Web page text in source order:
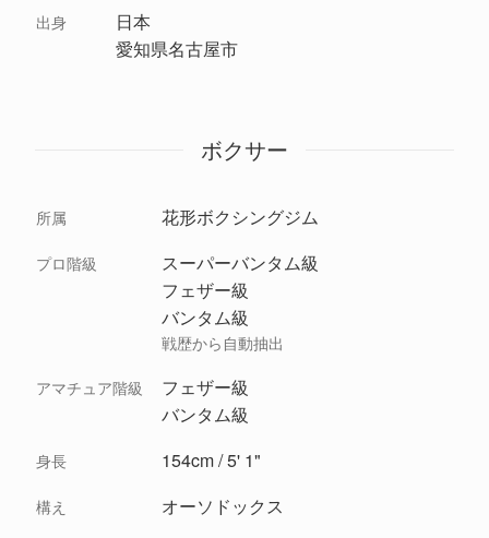
出身
日本
愛知県名古屋市
ボクサー
所属 花形ボクシングジム
プロ階級
スーパーバンタム級
フェザー級
バンタム級
戦歴から自動抽出
アマチュア階級
フェザー級
バンタム級
身長 154cm / 5' 1"
構え オーソドックス